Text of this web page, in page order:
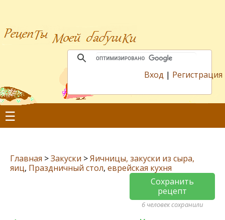
Вход | Регистрация
☰
Главная >Закуски >Яичницы, закуски из сыра,
яиц, Праздничный стол, еврейская кухня
Сохранить
рецепт
6 человек сохранили